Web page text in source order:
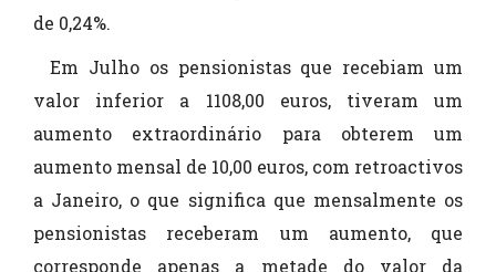
de 0,24%.
Em Julho os pensionistas que recebiam um
valor inferior a 1108,00 euros, tiveram um
aumento extraordinário para obterem um
aumento mensal de 10,00 euros, com retroactivos
a Janeiro, o que significa que mensalmente os
pensionistas receberam um aumento, que
corresponde apenas a metade do valor da